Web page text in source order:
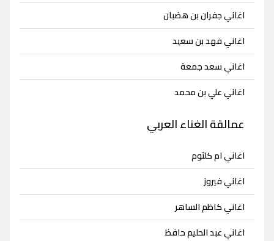
اغاني جفران بن هضبان
اغاني فهد بن سعيد
اغاني سعد جمعة
اغاني علي بن محمد
عمالقة الغناء العربي
اغاني ام كلثوم
اغاني فيروز
اغاني كاظم الساهر
اغاني عبد الحليم حافظ